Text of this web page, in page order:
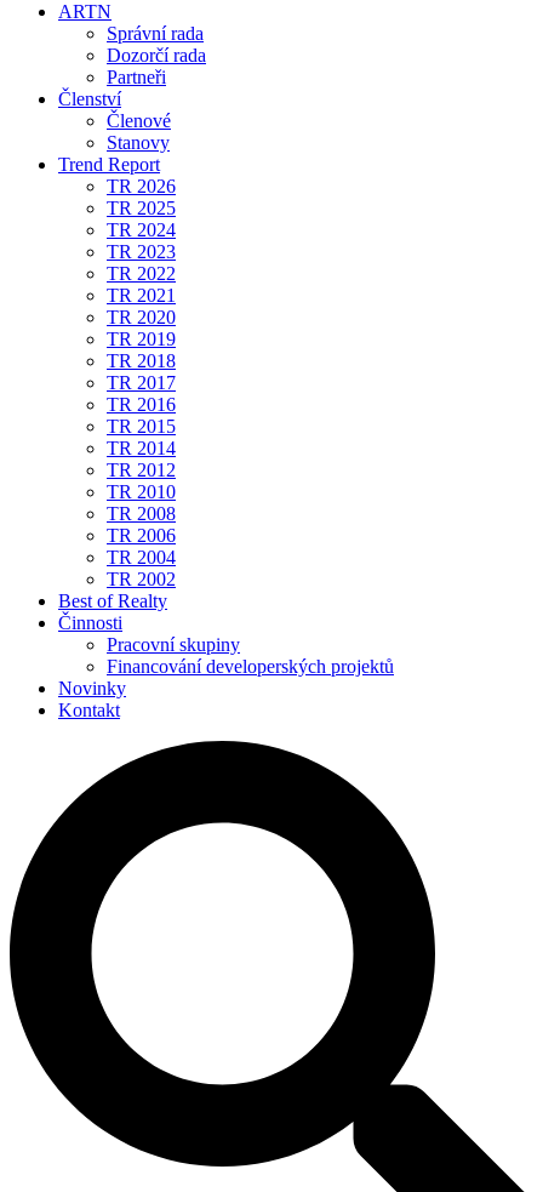
ARTN
Správní rada
Dozorčí rada
Partneři
Členství
Členové
Stanovy
Trend Report
TR 2026
TR 2025
TR 2024
TR 2023
TR 2022
TR 2021
TR 2020
TR 2019
TR 2018
TR 2017
TR 2016
TR 2015
TR 2014
TR 2012
TR 2010
TR 2008
TR 2006
TR 2004
TR 2002
Best of Realty
Činnosti
Pracovní skupiny
Financování developerských projektů
Novinky
Kontakt